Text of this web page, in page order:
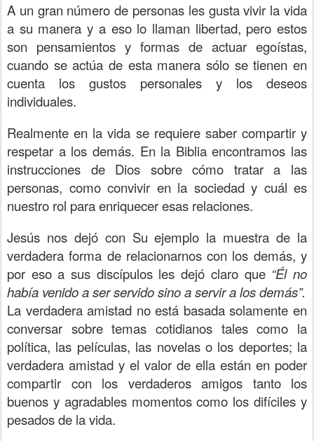
A un gran número de personas les gusta vivir la vida
a su manera y a eso lo llaman libertad, pero estos
son pensamientos y formas de actuar egoístas,
cuando se actúa de esta manera sólo se tienen en
cuenta los gustos personales y los deseos
individuales.
Realmente en la vida se requiere saber compartir y
respetar a los demás. En la Biblia encontramos las
instrucciones de Dios sobre cómo tratar a las
personas, como convivir en la sociedad y cuál es
nuestro rol para enriquecer esas relaciones.
Jesús nos dejó con Su ejemplo la muestra de la
verdadera forma de relacionarnos con los demás, y
por eso a sus discípulos les dejó claro que “Él no
había venido a ser servido sino a servir a los demás”.
La verdadera amistad no está basada solamente en
conversar sobre temas cotidianos tales como la
política, las películas, las novelas o los deportes; la
verdadera amistad y el valor de ella están en poder
compartir con los verdaderos amigos tanto los
buenos y agradables momentos como los difíciles y
pesados de la vida.